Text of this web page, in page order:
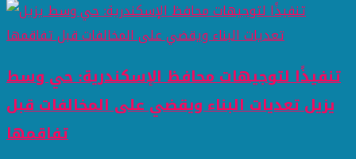
تنفيذًا لتوجيهات محافظ الإسكندرية: حي وسط
يزيل تعديات البناء ويقضي على المخالفات قبل
تفاقمها